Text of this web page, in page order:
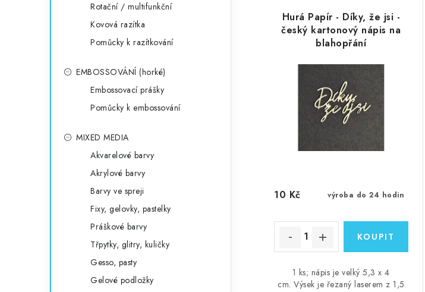
Rotační / multifunkční
Kovová razítka
Pomůcky k razítkování
EMBOSSOVÁNÍ (horké)
Embossovací prášky
Pomůcky k embossování
MIXED MEDIA
Akvarelové barvy
Akrylové barvy
Barvy ve spreji
Fixy, gelovky, pastelky
Práškové barvy
Třpytky, glitry, kuličky
Gesso, pasty
Gelové podložky
Hurá Papír - Díky, že jsi -
český kartonový nápis na
blahopřání
výroba do 24 hodin
10 Kč
1 ks; nápis je velký 5,3 x 4
cm. Výsek je řezaný laserem z 1,5